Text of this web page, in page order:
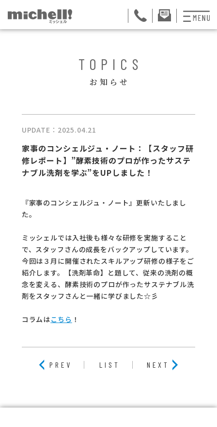
サービス一覧
会社紹介
ご案内
お知らせ
家事スタッフ募集
TOPICS
お知らせ
UPDATE：2025.04.21
家事のコンシェルジュ・ノート：【スタッフ研
修レポート】”酵素技術のプロが作ったサステ
ナブル洗剤を学ぶ”をUPしました！
『家事のコンシェルジュ・ノート』更新いたしまし
た。
ミッシェルでは入社後も様々な研修を実施すること
で、スタッフさんの成長をバックアップしています。
今回は３月に開催されたスキルアップ研修の様子をご
紹介します。【洗剤革命】と題して、従来の洗剤の概
念を変える、酵素技術のプロが作ったサステナブル洗
剤をスタッフさんと一緒に学びました☆彡
コラムはこちら ！
PREV LIST NEXT